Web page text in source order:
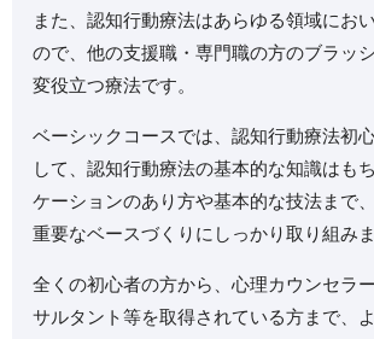
また、認知行動療法はあらゆる領域にお
ので、他の支援職・専門職の方のブラッ
変役立つ療法です。
ベーシックコースでは、認知行動療法初
して、認知行動療法の基本的な知識はも
ケーションのあり方や基本的な技法まで
重要なベースづくりにしっかり取り組みま
全くの初心者の方から、心理カウンセラ
サルタント等を取得されている方まで、